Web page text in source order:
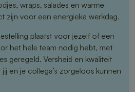
wraps, salades en warme
zijn voor een energieke werkdag.
plaatst voor jezelf of een
het hele team nodig hebt, met
geregeld. Versheid en kwaliteit
en je collega’s zorgeloos kunnen